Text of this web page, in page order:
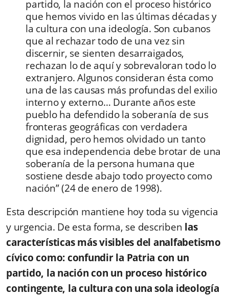
partido, la nación con el proceso histórico
que hemos vivido en las últimas décadas y
la cultura con una ideología. Son cubanos
que al rechazar todo de una vez sin
discernir, se sienten desarraigados,
rechazan lo de aquí y sobrevaloran todo lo
extranjero. Algunos consideran ésta como
una de las causas más profundas del exilio
interno y externo… Durante años este
pueblo ha defendido la soberanía de sus
fronteras geográficas con verdadera
dignidad, pero hemos olvidado un tanto
que esa independencia debe brotar de una
soberanía de la persona humana que
sostiene desde abajo todo proyecto como
nación” (24 de enero de 1998).
Esta descripción mantiene hoy toda su vigencia
y urgencia. De esta forma, se describen las
características más visibles del analfabetismo
cívico como: confundir la Patria con un
partido, la nación con un proceso histórico
contingente, la cultura con una sola ideología